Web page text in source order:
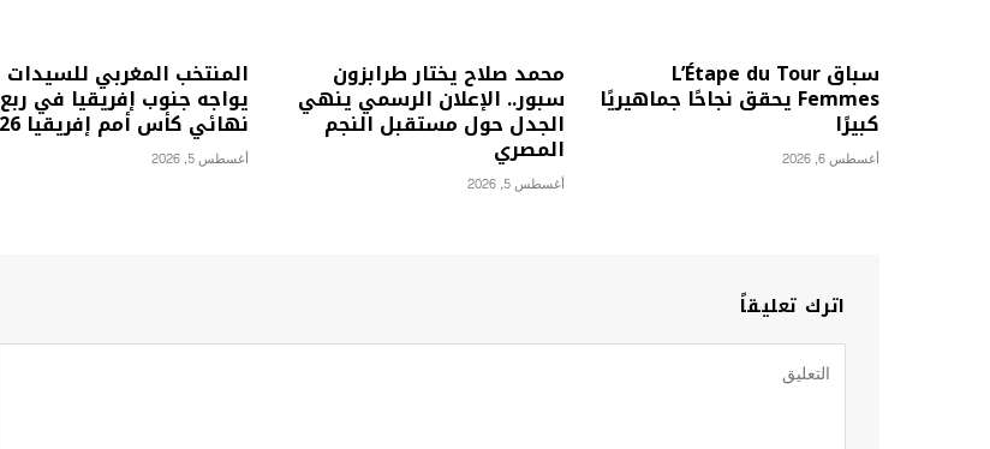
سباق L’Étape du Tour
Femmes يحقق نجاحًا جماهيريًا
كبيرًا
أغسطس 6, 2026
محمد صلاح يختار طرابزون
سبور.. الإعلان الرسمي ينهي
الجدل حول مستقبل النجم
المصري
أغسطس 5, 2026
المنتخب المغربي للسيدات
يواجه جنوب إفريقيا في ربع
نهائي كأس أمم إفريقيا 2026
أغسطس 5, 2026
اترك تعليقاً